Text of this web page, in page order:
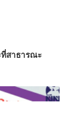
ที่สาธารณะ